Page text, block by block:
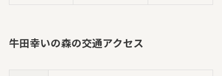
牛田幸いの森の交通アクセス